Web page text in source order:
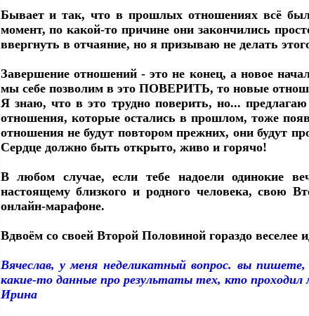
Бывает и так, что в прошлых отношениях всё
момент, по какой-то причине они закончились
ввергнуть в отчаяние, но я призываю не делать
Завершение отношений - это не конец, а новое
мы себе позволим в это ПОВЕРИТЬ, то новые
Я знаю, что в это трудно поверить, но...
отношения, которые остались в прошлом, тоже
отношения не будут повтором прежних, они будут
Сердце должно быть открыто, живо и горячо!
В любом случае, если тебе надоели одинокие
настоящему близкого и родного человека, свою
онлайн-марафоне.
Вдвоём со своей Второй Половиной гораздо веселее
Вячеслав, у меня неделикатный вопрос. вы
какие-то данные про результаты тех, кто проходил
Ирина